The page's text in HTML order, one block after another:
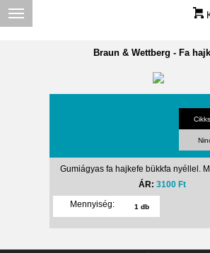
Braun & Wettberg - Fa
Gumiágyas fa hajkefe bükkfa nyéllel.
ÁR: 3100 Ft
Mennyiség: